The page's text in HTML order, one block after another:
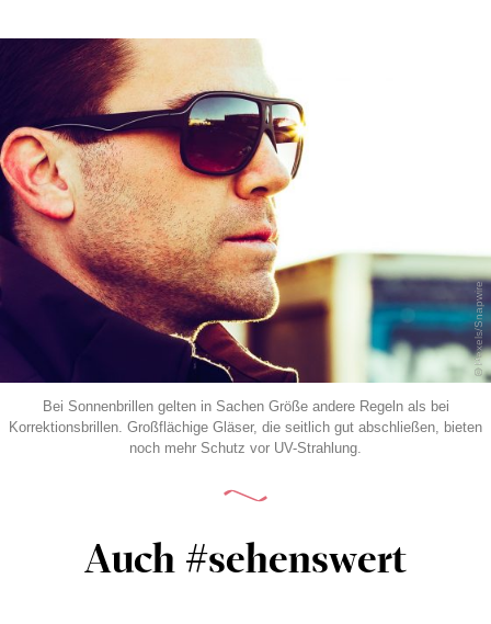
© Pexels/Snapwire
Bei Sonnenbrillen gelten in Sachen Größe andere Regeln als bei
Korrektionsbrillen. Großflächige Gläser, die seitlich gut abschließen, bieten
noch mehr Schutz vor UV-Strahlung.
Auch #sehenswert